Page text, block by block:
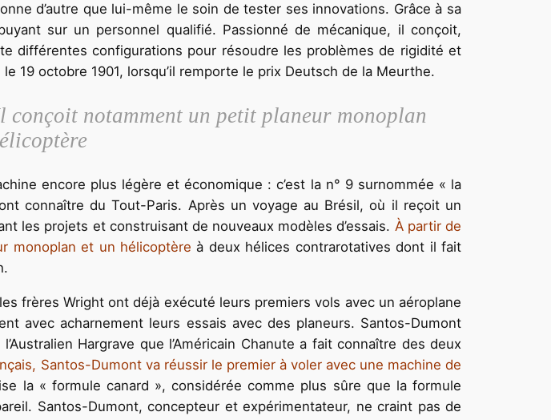
d’autre que lui-même le soin de tester ses innovations. Grâce à sa
sur un personnel qualifié. Passionné de mécanique, il conçoit,
différentes configurations pour résoudre les problèmes de rigidité et
19 octobre 1901, lorsqu’il remporte le prix Deutsch de la Meurthe.
notamment un petit planeur monoplan
encore plus légère et économique : c’est la n° 9 surnommée « la
connaître du Tout-Paris. Après un voyage au Brésil, où il reçoit un
les projets et construisant de nouveaux modèles d’essais. À partir de
monoplan et un hélicoptère à deux hélices contrarotatives dont il fait
frères Wright ont déjà exécuté leurs premiers vols avec un aéroplane
avec acharnement leurs essais avec des planeurs. Santos-Dumont
Hargrave que l’Américain Chanute a fait connaître des deux
Santos-Dumont va réussir le premier à voler avec une machine de
la « formule canard », considérée comme plus sûre que la formule
Santos-Dumont, concepteur et expérimentateur, ne craint pas de